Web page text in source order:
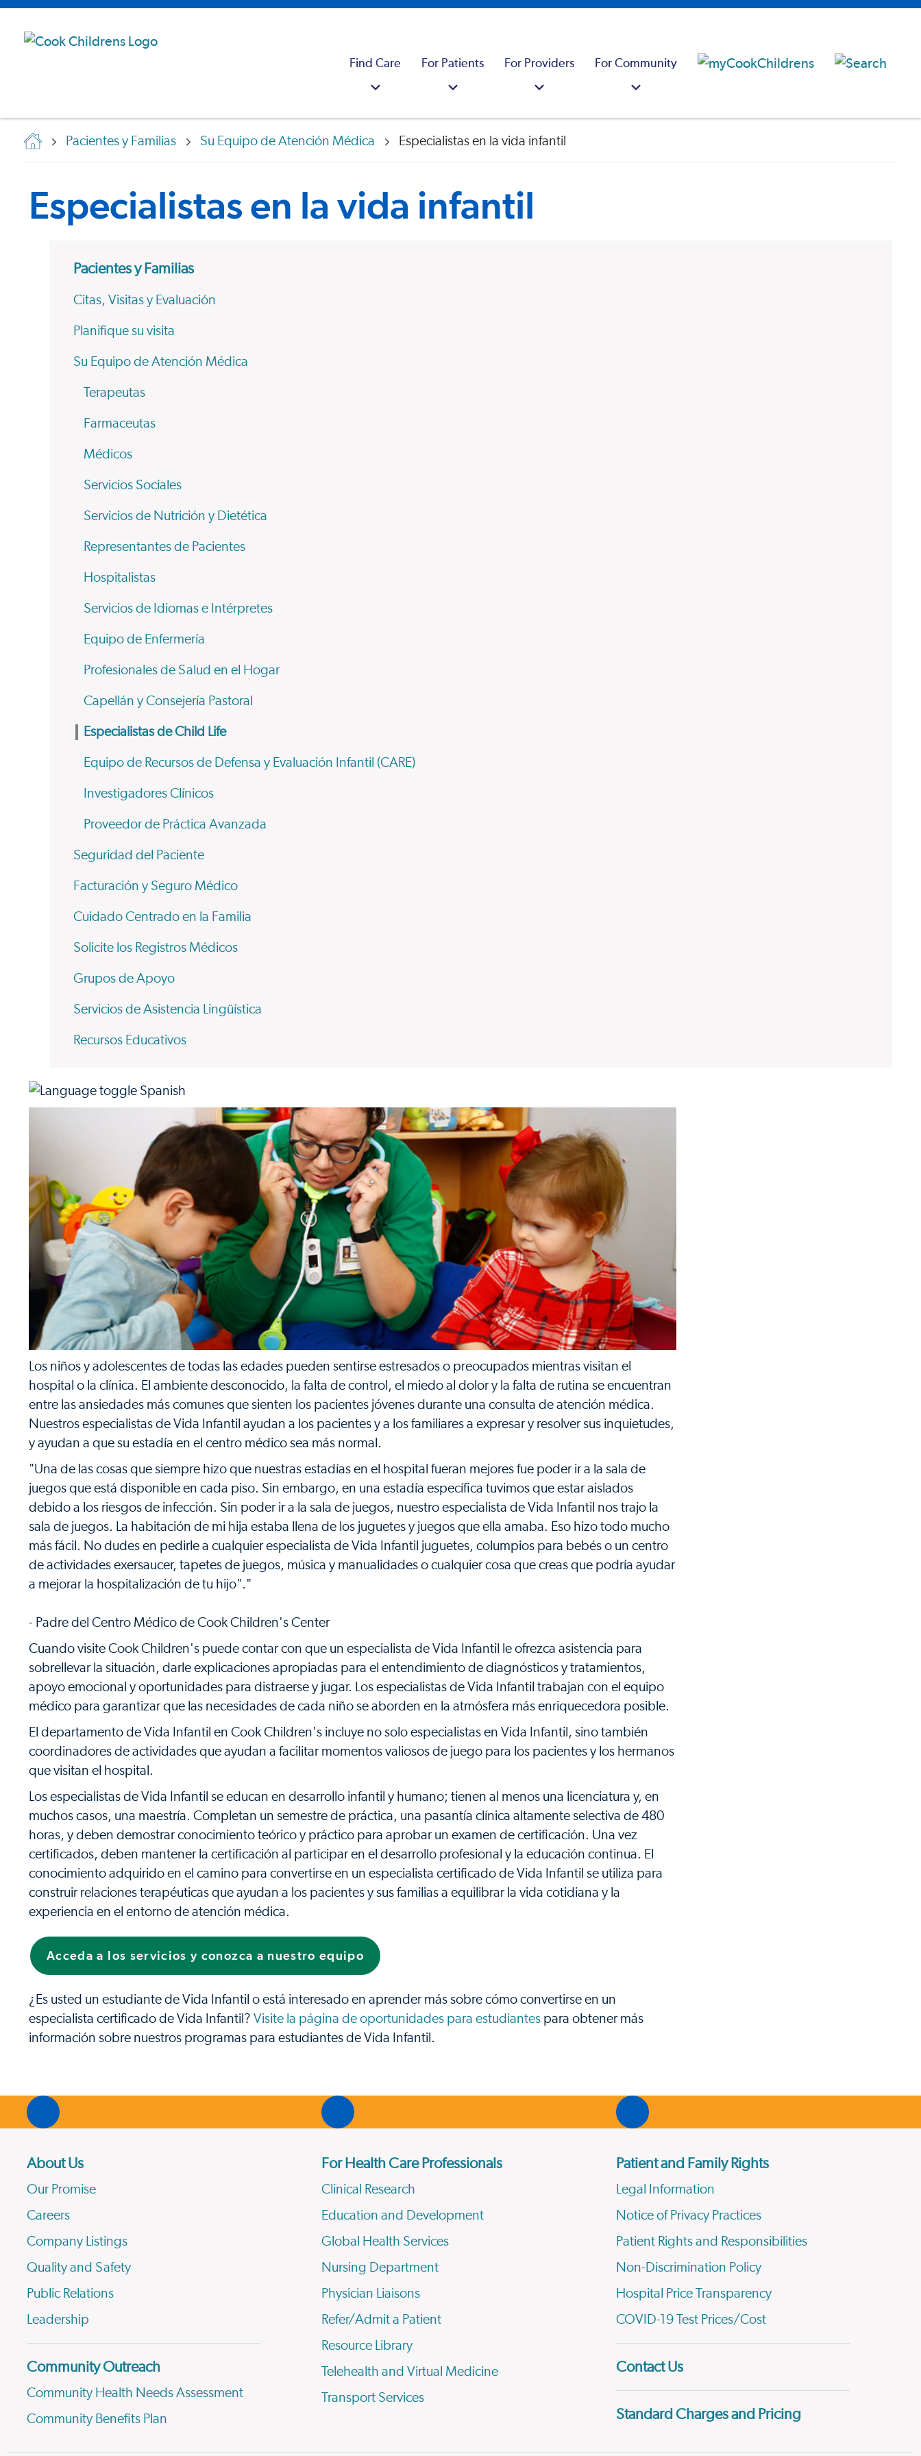
Find Care For Patients For Providers For Community
Pacientes y Familias Su Equipo de Atención Médica Especialistas en la vida infantil
Especialistas en la vida infantil
Pacientes y Familias
Citas, Visitas y Evaluación
Planifique su visita
Su Equipo de Atención Médica
Terapeutas
Farmaceutas
Médicos
Servicios Sociales
Servicios de Nutrición y Dietética
Representantes de Pacientes
Hospitalistas
Servicios de Idiomas e Intérpretes
Equipo de Enfermería
Profesionales de Salud en el Hogar
Capellán y Consejería Pastoral
Especialistas de Child Life
Equipo de Recursos de Defensa y Evaluación Infantil (CARE)
Investigadores Clínicos
Proveedor de Práctica Avanzada
Seguridad del Paciente
Facturación y Seguro Médico
Cuidado Centrado en la Familia
Solicite los Registros Médicos
Grupos de Apoyo
Servicios de Asistencia Lingüística
Recursos Educativos
Los niños y adolescentes de todas las edades pueden sentirse estresados o preocupados mientras visitan el
hospital o la clínica. El ambiente desconocido, la falta de control, el miedo al dolor y la falta de rutina se encuentran
entre las ansiedades más comunes que sienten los pacientes jóvenes durante una consulta de atención médica.
Nuestros especialistas de Vida Infantil ayudan a los pacientes y a los familiares a expresar y resolver sus inquietudes,
y ayudan a que su estadía en el centro médico sea más normal.
"Una de las cosas que siempre hizo que nuestras estadías en el hospital fueran mejores fue poder ir a la sala de
juegos que está disponible en cada piso. Sin embargo, en una estadía específica tuvimos que estar aislados
debido a los riesgos de infección. Sin poder ir a la sala de juegos, nuestro especialista de Vida Infantil nos trajo la
sala de juegos. La habitación de mi hija estaba llena de los juguetes y juegos que ella amaba. Eso hizo todo mucho
más fácil. No dudes en pedirle a cualquier especialista de Vida Infantil juguetes, columpios para bebés o un centro
de actividades exersaucer, tapetes de juegos, música y manualidades o cualquier cosa que creas que podría ayudar
a mejorar la hospitalización de tu hijo"."
- Padre del Centro Médico de Cook Children's Center
Cuando visite Cook Children's puede contar con que un especialista de Vida Infantil le ofrezca asistencia para
sobrellevar la situación, darle explicaciones apropiadas para el entendimiento de diagnósticos y tratamientos,
apoyo emocional y oportunidades para distraerse y jugar. Los especialistas de Vida Infantil trabajan con el equipo
médico para garantizar que las necesidades de cada niño se aborden en la atmósfera más enriquecedora posible.
El departamento de Vida Infantil en Cook Children's incluye no solo especialistas en Vida Infantil, sino también
coordinadores de actividades que ayudan a facilitar momentos valiosos de juego para los pacientes y los hermanos
que visitan el hospital.
Los especialistas de Vida Infantil se educan en desarrollo infantil y humano; tienen al menos una licenciatura y, en
muchos casos, una maestría. Completan un semestre de práctica, una pasantía clínica altamente selectiva de 480
horas, y deben demostrar conocimiento teórico y práctico para aprobar un examen de certificación. Una vez
certificados, deben mantener la certificación al participar en el desarrollo profesional y la educación continua. El
conocimiento adquirido en el camino para convertirse en un especialista certificado de Vida Infantil se utiliza para
construir relaciones terapéuticas que ayudan a los pacientes y sus familias a equilibrar la vida cotidiana y la
experiencia en el entorno de atención médica.
Acceda a los servicios y conozca a nuestro equipo
¿Es usted un estudiante de Vida Infantil o está interesado en aprender más sobre cómo convertirse en un
especialista certificado de Vida Infantil? Visite la página de oportunidades para estudiantes para obtener más
información sobre nuestros programas para estudiantes de Vida Infantil.
About Us
Our Promise
Careers
Company Listings
Quality and Safety
Public Relations
Leadership
Community Outreach
Community Health Needs Assessment
Community Benefits Plan
For Health Care Professionals
Clinical Research
Education and Development
Global Health Services
Nursing Department
Physician Liaisons
Refer/Admit a Patient
Resource Library
Telehealth and Virtual Medicine
Transport Services
Patient and Family Rights
Legal Information
Notice of Privacy Practices
Patient Rights and Responsibilities
Non-Discrimination Policy
Hospital Price Transparency
COVID-19 Test Prices/Cost
Contact Us
Standard Charges and Pricing